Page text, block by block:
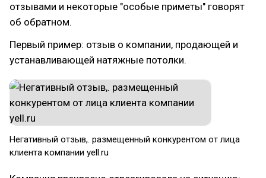
отзывами и некоторые "особые приметы" говорят
об обратном.
Первый пример: отзыв о компании, продающей и
устанавливающей натяжные потолки.
Негативный отзыв,. размещенный конкурентом от лица
клиента компании yell.ru